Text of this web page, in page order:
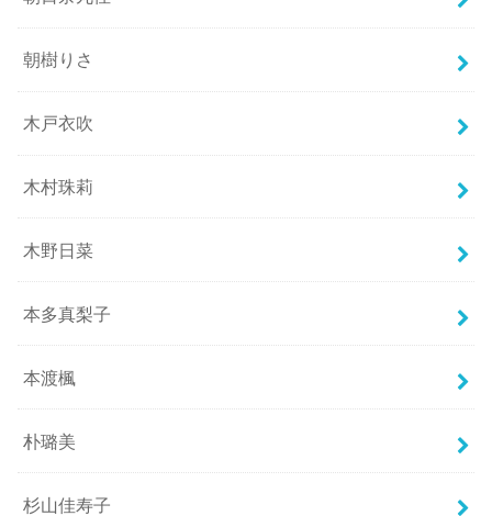
朝樹りさ
木戸衣吹
木村珠莉
木野日菜
本多真梨子
本渡楓
朴璐美
杉山佳寿子